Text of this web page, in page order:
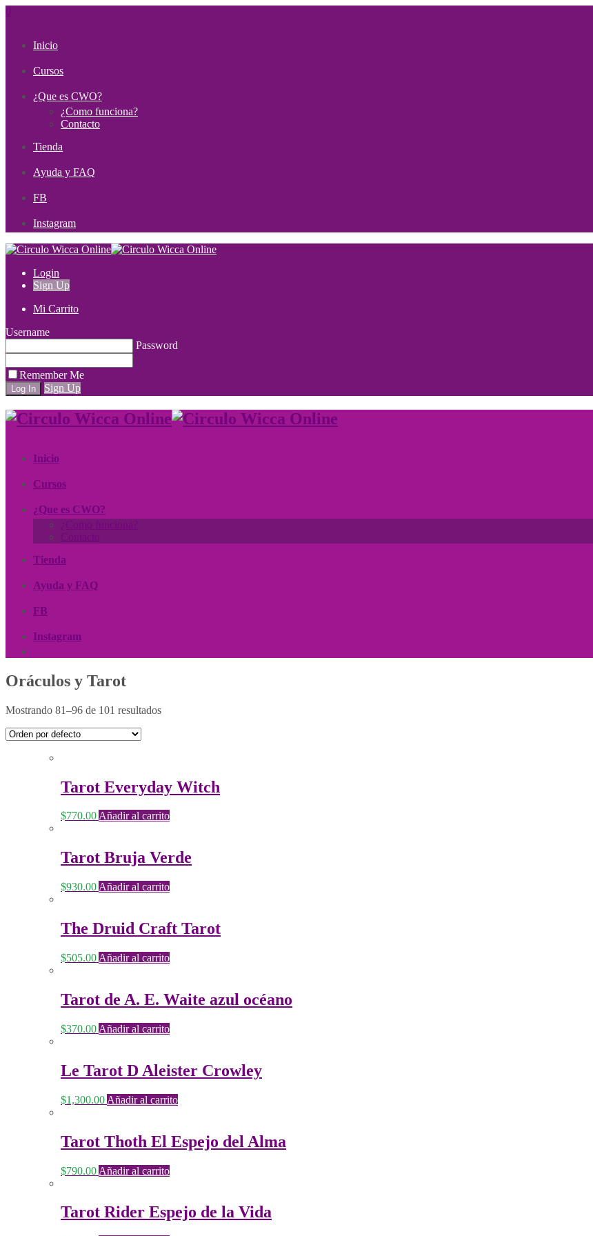
Inicio
Cursos
¿Que es CWO?
¿Como funciona?
Contacto
Tienda
Ayuda y FAQ
FB
Instagram
Login
Sign Up
Mi Carrito
Username
Password
Remember Me
Sign Up
Inicio
Cursos
¿Que es CWO?
Tienda
Ayuda y FAQ
FB
Instagram
Oráculos y Tarot
Mostrando 81–96 de 101 resultados
Tarot Everyday Witch
$770.00Añadir al carrito
Tarot Bruja Verde
$930.00 Añadir al carrito
The Druid Craft Tarot
$505.00 Añadir al carrito
Tarot de A. E. Waite azul océano
$370.00 Añadir al carrito
Le Tarot D Aleister Crowley
$1,300.00 Añadir al carrito
Tarot Thoth El Espejo del Alma
$790.00 Añadir al carrito
Tarot Rider Espejo de la Vida